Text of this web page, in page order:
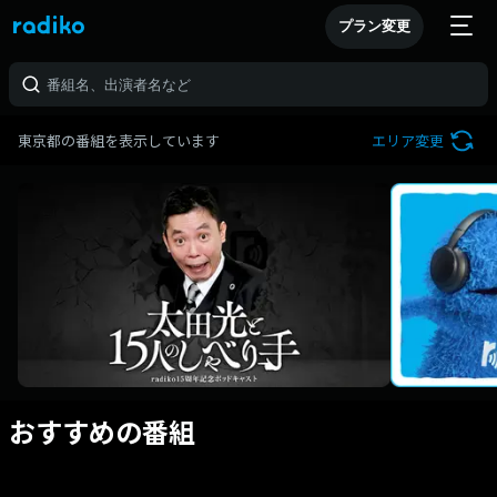
プラン変更
東京都の番組を表示しています エリア変更
おすすめの番組